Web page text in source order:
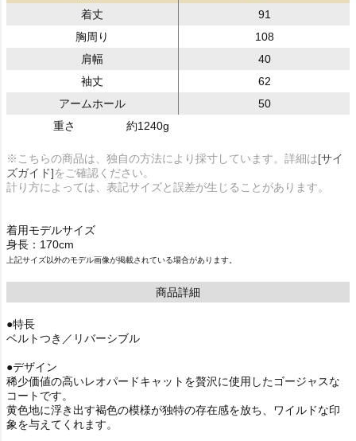
着丈
91
胸周り
108
肩幅
40
袖丈
62
アームホール
50
重さ
約1240g
※こちらの商品は、独自の方法により採寸しています。詳細は[サイ
ズガイド]をご確認ください。
計り方によっては、表記サイズと誤差が生じることがあります。
着用モデルサイズ
身長：170cm
上記サイズ以外のモデル画像が掲載されている場合があります。
商品詳細
●特長
ベルトつき／リバーシブル
●デザイン
稀少価値の高いレオパードキャットを贅沢に使用したゴージャスな
コートです。
黄色地に浮き出す褐色の模様が独特の存在感を放ち、ワイルドな印
象を与えてくれます。